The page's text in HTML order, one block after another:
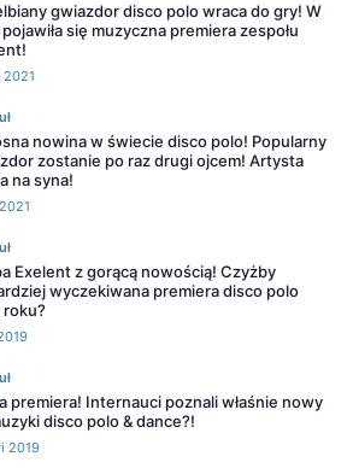
gwiazdor disco polo wraca do gry! W
się muzyczna premiera zespołu
nowina w świecie disco polo! Popularny
zostanie po raz drugi ojcem! Artysta
na syna!
Exelent z gorącą nowością! Czyżby
wyczekiwana premiera disco polo
premiera! Internauci poznali właśnie nowy
disco polo & dance?!
2019